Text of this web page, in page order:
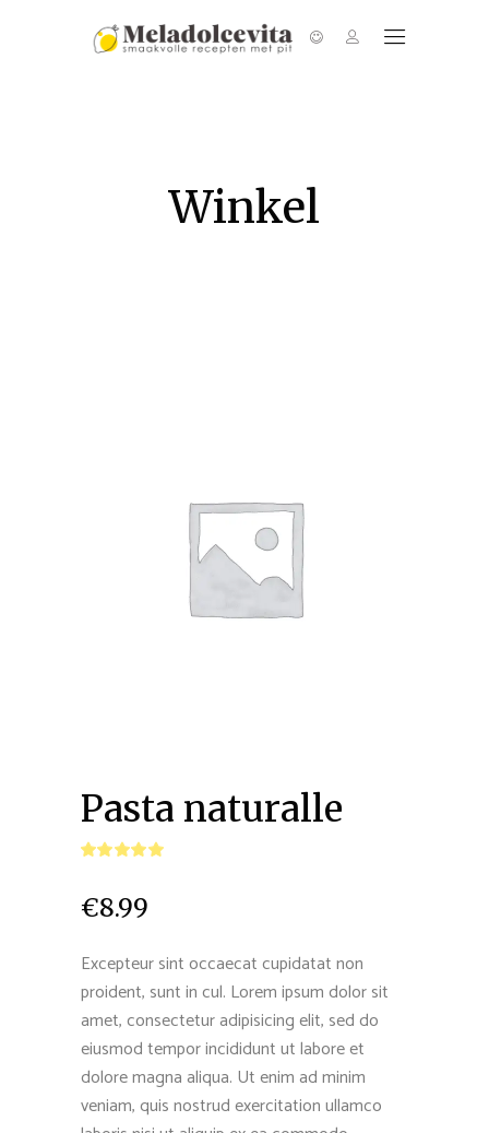
Winkel
Pasta naturalle
€8.99
Excepteur sint occaecat cupidatat non
proident, sunt in cul. Lorem ipsum dolor sit
amet, consectetur adipisicing elit, sed do
eiusmod tempor incididunt ut labore et
dolore magna aliqua. Ut enim ad minim
veniam, quis nostrud exercitation ullamco